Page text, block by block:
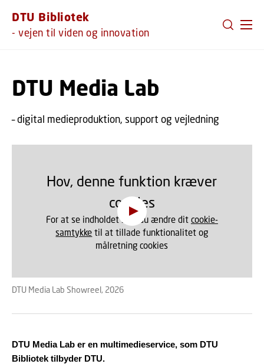
DTU Bibliotek
- vejen til viden og innovation
DTU Media Lab
– digital medieproduktion, support og vejledning
Hov, denne funktion kræver
cookies
For at se indholdet skal du ændre dit cookie-
samtykke til at tillade funktionalitet og
målretning cookies
DTU Media Lab Showreel, 2026
DTU Media Lab er en multimedieservice, som DTU
Bibliotek tilbyder DTU.